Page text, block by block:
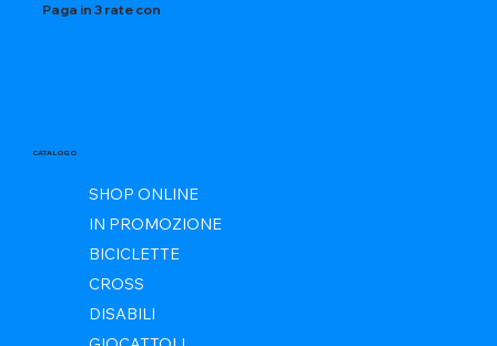
Paga in 3 rate con
CATALOGO
SHOP ONLINE
IN PROMOZIONE
BICICLETTE
CROSS
DISABILI